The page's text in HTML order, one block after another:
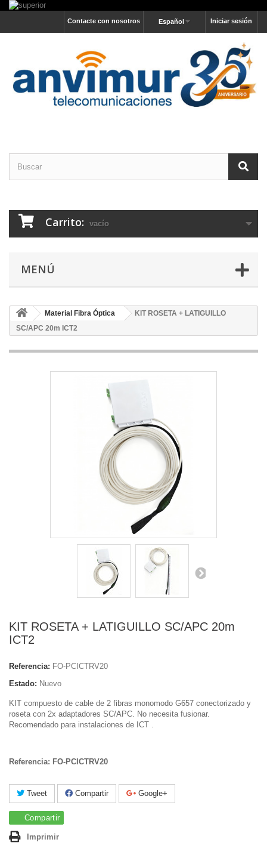
Iniciar sesión
Español
Contacte con nosotros
Carrito: vacío
MENÚ
Material Fibra Óptica
KIT ROSETA + LATIGUILLO
SC/APC 20m ICT2
KIT ROSETA + LATIGUILLO SC/APC 20m
ICT2
Referencia: FO-PCICTRV20
Estado: Nuevo
KIT compuesto de cable de 2 fibras monomodo G657 conectorizado y
roseta con 2x adaptadores SC/APC. No necesita fusionar.
Recomendado para instalaciones de ICT .
Referencia: FO-PCICTRV20
Tweet Compartir Google+
Compartir
Imprimir